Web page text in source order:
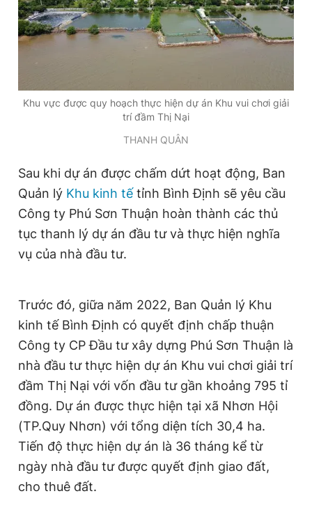
Theo dõi báo trên
0906 645 777 0908 780 404
RSS Tòa soạn
Phó tổng biên tập thường trực: Hải Thành
Phó tổng biên tập: Lâm Hiếu Dũng
Phó tổng biên tập: Trần Việt Hưng
Tổng thư ký tòa soạn: Đức Trung
Giấy phép xuất bản số 110/GP - BTTTT cấp ngày 24.3.2020
© 2003-2026 Bản quyền thuộc về Báo Thanh Niên. Cấm sao
chép dưới mọi hình thức nếu không có sự chấp thuận bằng văn
Khu vực được quy hoạch thực hiện dự án Khu vui chơi giải
trí đầm Thị Nại
THANH QUÂN
Sau khi dự án được chấm dứt hoạt động, Ban
Quản lý Khu kinh tếtỉnh Bình Định sẽ yêu cầu
Công ty Phú Sơn Thuận hoàn thành các thủ
tục thanh lý dự án đầu tư và thực hiện nghĩa
vụ của nhà đầu tư.
Trước đó, giữa năm 2022, Ban Quản lý Khu
kinh tế Bình Định có quyết định chấp thuận
Công ty CP Đầu tư xây dựng Phú Sơn Thuận là
nhà đầu tư thực hiện dự án Khu vui chơi giải trí
đầm Thị Nại với vốn đầu tư gần khoảng 795 tỉ
đồng. Dự án được thực hiện tại xã Nhơn Hội
(TP.Quy Nhơn) với tổng diện tích 30,4 ha.
Tiến độ thực hiện dự án là 36 tháng kể từ
ngày nhà đầu tư được quyết định giao đất,
cho thuê đất.